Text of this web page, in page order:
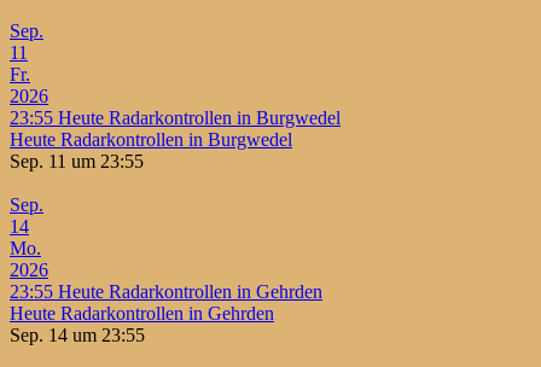
Sep.
11
Fr.
2026
23:55 Heute Radarkontrollen in Burgwedel
Heute Radarkontrollen in Burgwedel
Sep. 11 um 23:55
Sep.
14
Mo.
2026
23:55 Heute Radarkontrollen in Gehrden
Heute Radarkontrollen in Gehrden
Sep. 14 um 23:55